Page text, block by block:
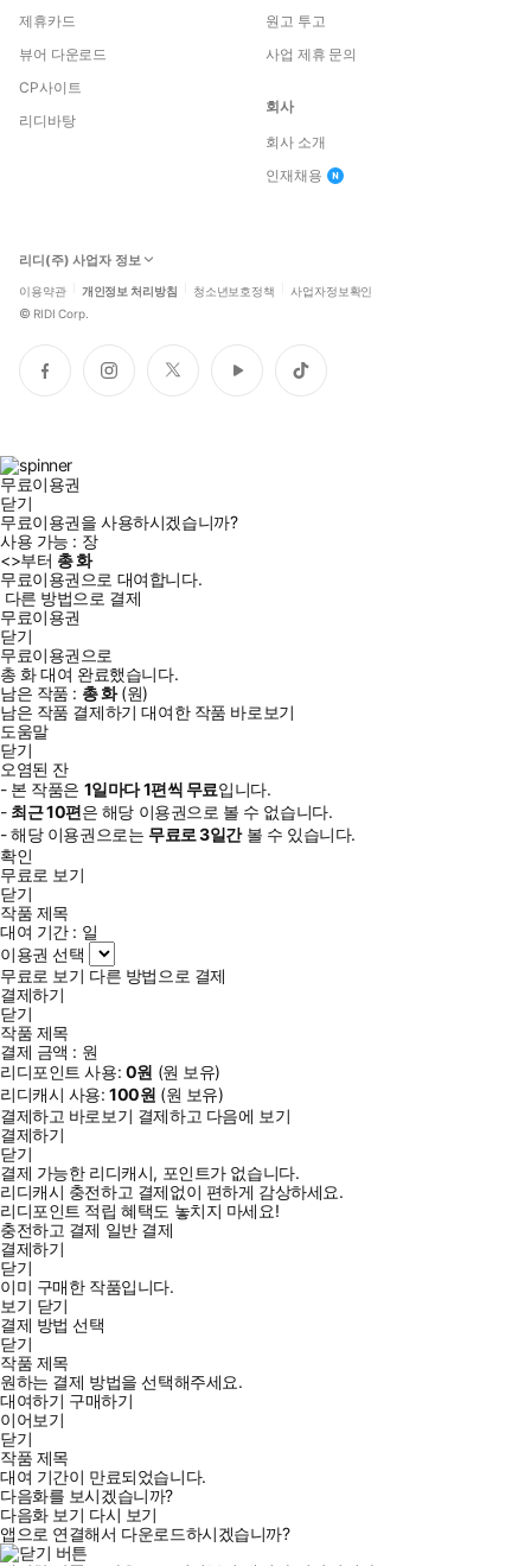
에 숨겨진 거대한 음모를 파헤쳐 나가야 한다!
제휴카드
뷰어 다운로드
CP사이트
리디바탕
원고 투고
사업 제휴 문의
회사
회사 소개
인재채용
리디(주) 사업자 정보
이용약관 개인정보 처리방침 청소년보호정책 사업자정보확인
© RIDI Corp.
페
이
인
스
트
위
유
튜
틱
톡
무료이용권
닫기
무료이용권을 사용하시겠습니까?
사용 가능 : 장
<>부터 총화
무료이용권으로 대여합니다.
다른 방법으로 결제
무료이용권
닫기
무료이용권으로
총 화대여 완료했습니다.
남은 작품 : 총화(원)
남은 작품 결제하기 대여한 작품 바로보기
도움말
닫기
오염된 잔
- 본 작품은 1일마다1편씩 무료입니다.
- 최근10편은 해당 이용권으로 볼 수 없습니다.
- 해당 이용권으로는 무료로3일간볼 수 있습니다.
확인
무료로 보기
닫기
작품 제목
대여 기간 : 일
이용권 선택
무료로 보기 다른 방법으로 결제
결제하기
닫기
작품 제목
결제 금액 : 원
리디포인트 사용: 0원 (원 보유)
리디캐시 사용:100원 (원 보유)
결제하고 바로보기 결제하고 다음에 보기
결제하기
닫기
결제 가능한 리디캐시, 포인트가 없습니다.
리디캐시 충전하고 결제없이 편하게 감상하세요.
리디포인트 적립 혜택도 놓치지 마세요!
충전하고 결제 일반 결제
결제하기
닫기
이미 구매한 작품입니다.
보기 닫기
결제 방법 선택
닫기
작품 제목
원하는 결제 방법을 선택해주세요.
대여하기 구매하기
이어보기
닫기
작품 제목
대여 기간이 만료되었습니다.
다음화를 보시겠습니까?
다음화 보기 다시 보기
앱으로 연결해서 다운로드하시겠습니까?